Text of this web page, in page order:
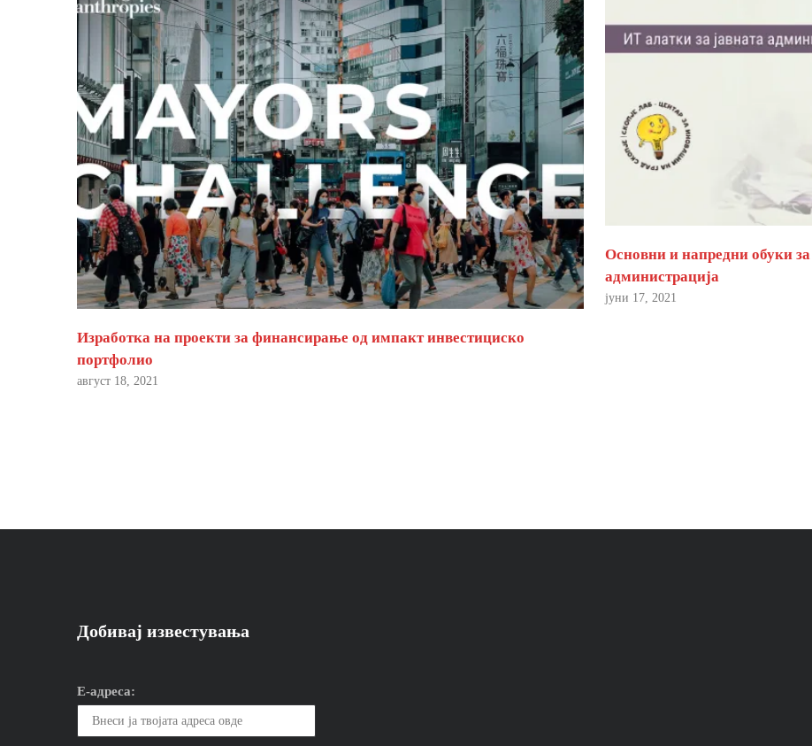
Изработка на проекти за финансирање од импакт инвестициско
портфолио
август 18, 2021
Основни и напредни обуки
администрација
јуни 17, 2021
Добивај известувања
Е-адреса: